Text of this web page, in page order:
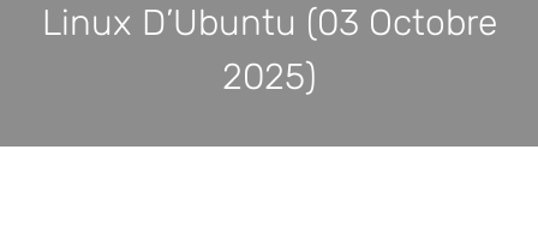
Linux D’Ubuntu (03 Octobre
2025)